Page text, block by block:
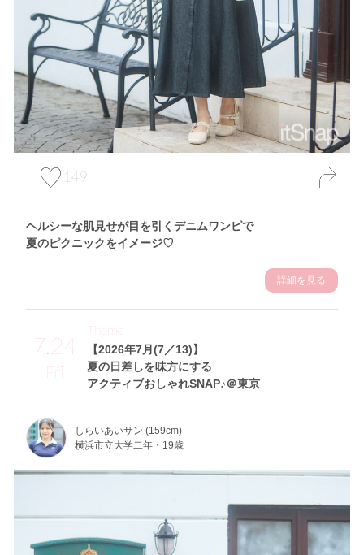
149
ヘルシーな肌見せが目を引くデニムワンピで
夏のピクニックをイメージ♡
詳細を見る
7.24
Fri
【2026年7月(7／13)】
夏の日差しを味方にする
アクティブおしゃれSNAP♪＠東京
Theme
しらいあいサン (159cm)
横浜市立大学二年・19歳